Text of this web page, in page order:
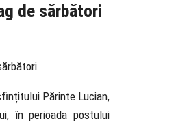
de sărbători
Părinte Lucian,
în perioada postului